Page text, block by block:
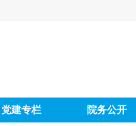
党建专栏 院务公开